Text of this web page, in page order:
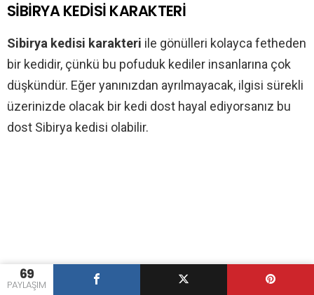
69
PAYLAŞIM
SİBİRYA KEDİSİ KARAKTERİ
Sibirya kedisi karakteri ile gönülleri kolayca fetheden
bir kedidir, çünkü bu pofuduk kediler insanlarına çok
düşkündür. Eğer yanınızdan ayrılmayacak, ilgisi sürekli
üzerinizde olacak bir kedi dost hayal ediyorsanız bu
dost Sibirya kedisi olabilir.